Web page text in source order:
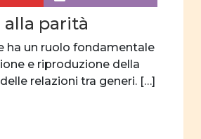
e storia
donne e
letteratura
alla parità
ha un ruolo fondamentale
e riproduzione della
relazioni tra generi. […]